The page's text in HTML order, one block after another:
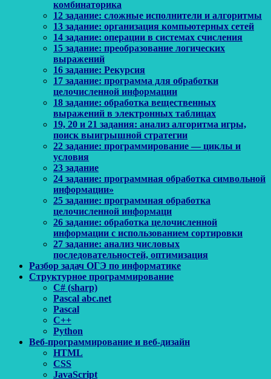
комбинаторика
12 задание: сложные исполнители и алгоритмы
13 задание: организация компьютерных сетей
14 задание: операции в системах счисления
15 задание: преобразование логических
выражений
16 задание: Рекурсия
17 задание: программа для обработки
целочисленной информации
18 задание: обработка вещественных
выражений в электронных таблицах
19, 20 и 21 задания: анализ алгоритма игры,
поиск выигрышной стратегии
22 задание: программирование — циклы и
условия
23 задание
24 задание: программная обработка символьной
информации»
25 задание: программная обработка
целочисленной информаци
26 задание: обработка целочисленной
информации с использованием сортировки
27 задание: анализ числовых
последовательностей, оптимизация
Разбор задач ОГЭ по информатике
Структурное программирование
C# (sharp)
Pascal abc.net
Pascal
С++
Python
Веб-программирование и веб-дизайн
HTML
CSS
JavaScript